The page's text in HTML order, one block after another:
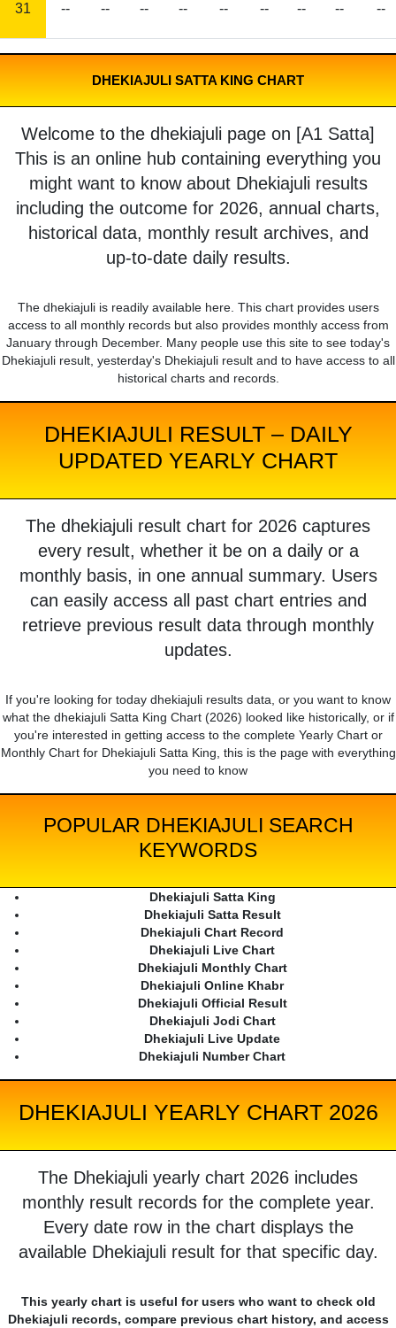
31 -- -- -- -- -- -- -- -- --
DHEKIAJULI SATTA KING CHART
Welcome to the dhekiajuli page on [A1 Satta]
This is an online hub containing everything you
might want to know about Dhekiajuli results
including the outcome for 2026, annual charts,
historical data, monthly result archives, and
up-to-date daily results.
The dhekiajuli is readily available here. This chart provides users
access to all monthly records but also provides monthly access from
January through December. Many people use this site to see today's
Dhekiajuli result, yesterday's Dhekiajuli result and to have access to all
historical charts and records.
DHEKIAJULI RESULT – DAILY
UPDATED YEARLY CHART
The dhekiajuli result chart for 2026 captures
every result, whether it be on a daily or a
monthly basis, in one annual summary. Users
can easily access all past chart entries and
retrieve previous result data through monthly
updates.
If you're looking for today dhekiajuli results data, or you want to know
what the dhekiajuli Satta King Chart (2026) looked like historically, or if
you're interested in getting access to the complete Yearly Chart or
Monthly Chart for Dhekiajuli Satta King, this is the page with everything
you need to know
POPULAR DHEKIAJULI SEARCH
KEYWORDS
Dhekiajuli Satta King
Dhekiajuli Satta Result
Dhekiajuli Chart Record
Dhekiajuli Live Chart
Dhekiajuli Monthly Chart
Dhekiajuli Online Khabr
Dhekiajuli Official Result
Dhekiajuli Jodi Chart
Dhekiajuli Live Update
Dhekiajuli Number Chart
DHEKIAJULI YEARLY CHART 2026
The Dhekiajuli yearly chart 2026 includes
monthly result records for the complete year.
Every date row in the chart displays the
available Dhekiajuli result for that specific day.
This yearly chart is useful for users who want to check old
Dhekiajuli records, compare previous chart history, and access